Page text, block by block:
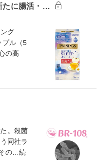
たに腸活・…
ング
ル（5
の高
。殺菌
同社ラ
の…続